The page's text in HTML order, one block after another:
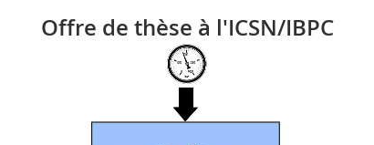
Offre de thèse à l'ICSN/IBPC